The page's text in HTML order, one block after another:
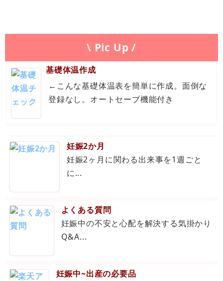
\ Pic Up /
基礎体温作成
←こんな基礎体温表を簡単に作成。面倒な
登録なし。オートセーブ機能付き
妊娠2か月
妊娠2ヶ月に関わる出来事を1週ごと
に...
よくある質問
妊娠中の不安と心配を解決する気掛かり
Q&A...
妊娠中~出産の必要品